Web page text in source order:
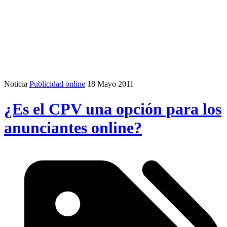
Noticia Publicidad online 18 Mayo 2011
¿Es el CPV una opción para los
anunciantes online?